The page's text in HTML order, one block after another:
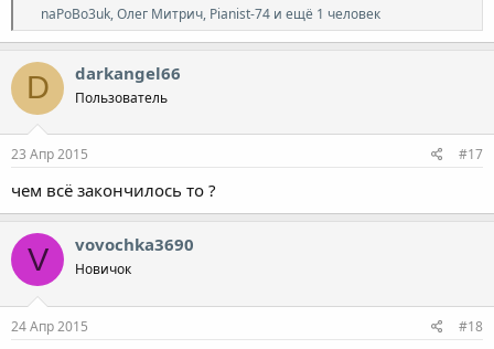
Р
е
а
к
ц
и
и
:
naPoBo3uk,Олег Митрич, Pianist-74 и ещё 1 человек
D darkangel66
Пользователь
23 Апр 2015 #17
чем всё закончилось то ?
V vovochka3690
Новичок
24 Апр 2015 #18